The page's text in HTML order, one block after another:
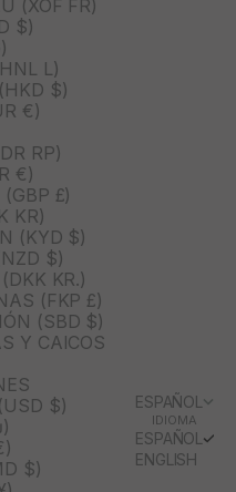
(XOF FR)
$)
L)
$)
€)
RP)
€)
£)
KR)
(KYD $)
$)
KR.)
(FKP £)
(SBD $)
Y CAICOS
$)
$)
ESPAÑOL
IDIOMA
ESPAÑOL
ENGLISH